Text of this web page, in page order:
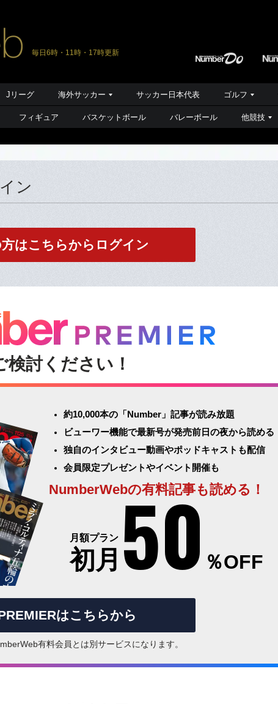
毎日6時・11時・17時更新
Jリーグ 海外サッカー サッカー日本代表 ゴルフ
フィギュア バスケットボール バレーボール 他競技
ン
はこちらからログイン
検討ください！
約10,000本の「Number」記事が読み放題
ビューワー機能で最新号が発売前日の夜から読める
独自のインタビュー動画やポッドキャストも配信
会員限定プレゼントやイベント開催も
NumberWebの有料記事も読める！
月額プラン
初月 50％OFF
はこちらから
有料会員とは別サービスになります。